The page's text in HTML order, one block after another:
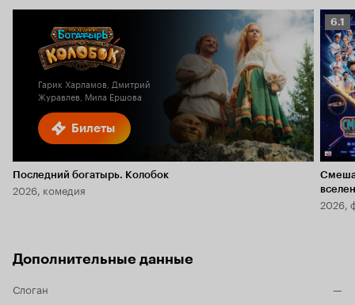
Билеты
Гарик Харламов, Дмитрий
Журавлев, Мила Ершова
Последний богатырь. Колобок
2026, комедия
6.1
6.1
2026,
Дополнительные данные
Слоган —